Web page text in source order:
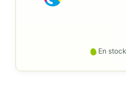
En stock